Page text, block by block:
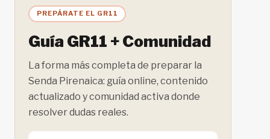
CONOCIDO:
AVENTURA
EN
LOS
PICOS
INEXPLORADOS
DE
ZANSKAR
PREPÁRATE EL GR11
Guía GR11 + Comunidad
La forma más completa de preparar la
Senda Pirenaica: guía online, contenido
actualizado y comunidad activa donde
resolver dudas reales.